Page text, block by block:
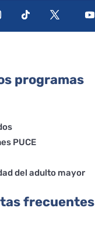
programas
PUCE
del adulto mayor
frecuentes